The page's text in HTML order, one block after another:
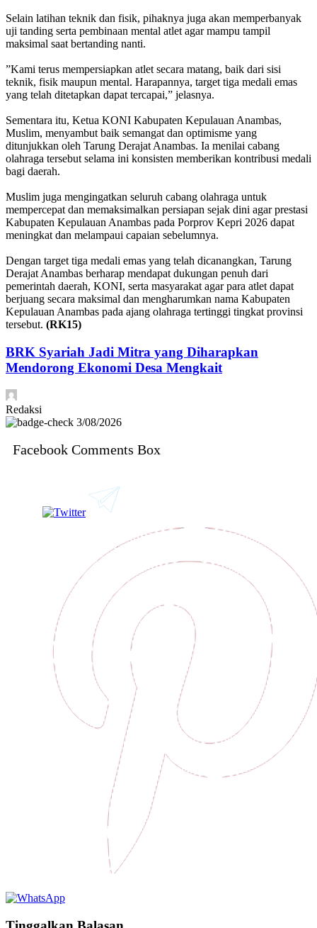
‎Selain latihan teknik dan fisik, pihaknya juga akan memperbanyak
uji tanding serta pembinaan mental atlet agar mampu tampil
maksimal saat bertanding nanti.
‎”Kami terus mempersiapkan atlet secara matang, baik dari sisi
teknik, fisik maupun mental. Harapannya, target tiga medali emas
yang telah ditetapkan dapat tercapai,” jelasnya.
‎Sementara itu, Ketua KONI Kabupaten Kepulauan Anambas,
Muslim, menyambut baik semangat dan optimisme yang
ditunjukkan oleh Tarung Derajat Anambas. Ia menilai cabang
olahraga tersebut selama ini konsisten memberikan kontribusi medali
bagi daerah.
‎Muslim juga mengingatkan seluruh cabang olahraga untuk
mempercepat dan memaksimalkan persiapan sejak dini agar prestasi
Kabupaten Kepulauan Anambas pada Porprov Kepri 2026 dapat
meningkat dan melampaui capaian sebelumnya.
‎Dengan target tiga medali emas yang telah dicanangkan, Tarung
Derajat Anambas berharap mendapat dukungan penuh dari
pemerintah daerah, KONI, serta masyarakat agar para atlet dapat
berjuang secara maksimal dan mengharumkan nama Kabupaten
Kepulauan Anambas pada ajang olahraga tertinggi tingkat provinsi
tersebut. (RK15)
BRK Syariah Jadi Mitra yang Diharapkan
Mendorong Ekonomi Desa Mengkait
Redaksi
3/08/2026
Facebook Comments Box